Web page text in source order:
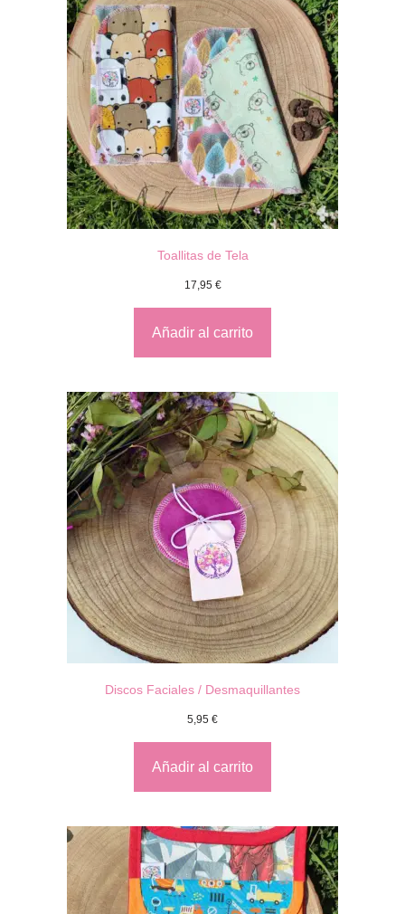
Toallitas de Tela
17,95 €
Añadir al carrito
Discos Faciales / Desmaquillantes
5,95 €
Añadir al carrito